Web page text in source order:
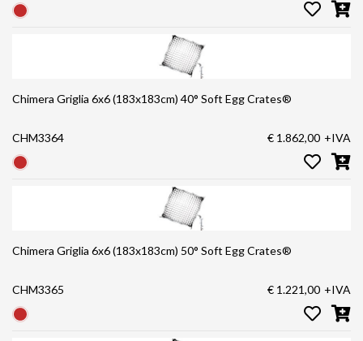
Chimera Griglia 6x6 (183x183cm) 40° Soft Egg Crates®
CHM3364 € 1.862,00 +IVA
Chimera Griglia 6x6 (183x183cm) 50° Soft Egg Crates®
CHM3365 € 1.221,00 +IVA